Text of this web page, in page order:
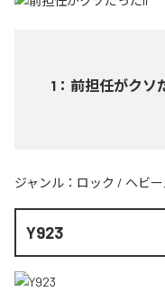
1 ： 前担任がクソ
ジャンル： ロック / ヘビ
Y923